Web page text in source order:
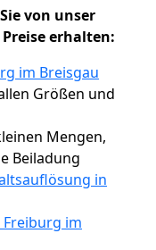
von unser
erhalten:
im Breisgau
Größen und
Mengen,
Beiladung
in
im